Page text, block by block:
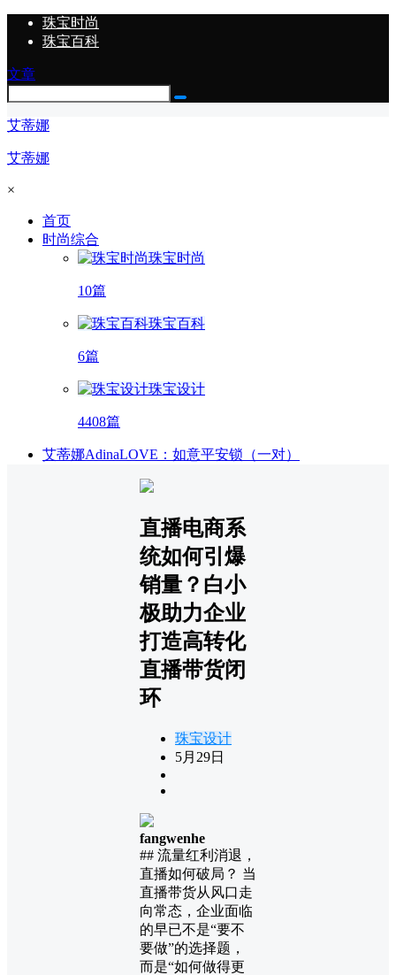
珠宝时尚
珠宝百科
文章
艾蒂娜
艾蒂娜
×
首页
时尚综合
珠宝时尚
10篇
珠宝百科
6篇
珠宝设计
4408篇
艾蒂娜AdinaLOVE：如意平安锁（一对）
直播电商系
统如何引爆
销量？白小
极助力企业
打造高转化
直播带货闭
环
珠宝设计
5月29日
fangwenhe
## 流量红利消退，
直播如何破局？ 当
直播带货从风口走
向常态，企业面临
的早已不是“要不
要做”的选择题，
而是“如何做得更